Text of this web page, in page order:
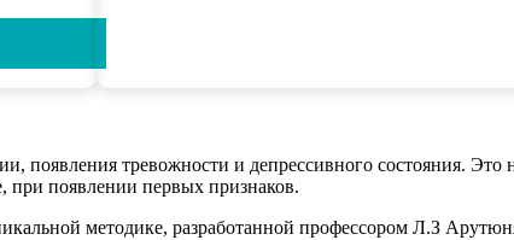
появления тревожности и депрессивного состояния. Это
при появлении первых признаков.
методике, разработанной профессором Л.З